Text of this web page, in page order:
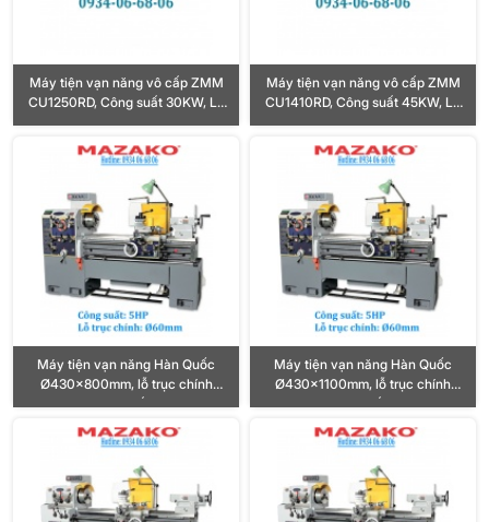
Máy tiện vạn năng vô cấp ZMM
CU1250RD, Công suất 30KW, Lỗ
trục chính Ø155mm
Máy tiện vạn năng vô cấp ZMM
CU1410RD, Công suất 45KW, Lỗ
trục chính Ø205mm
Máy tiện vạn năng Hàn Quốc
Ø430x800mm, lỗ trục chính
Ø60mm, công suất motor 5HP
Máy tiện vạn năng Hàn Quốc
Ø430x1100mm, lỗ trục chính
Ø60mm, công suất motor 5HP